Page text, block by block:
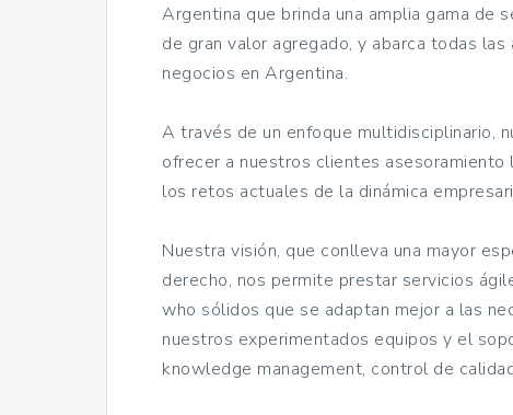
Argentina que brinda una amplia gama
de gran valor agregado, y abarca todas
negocios en Argentina.
A través de un enfoque multidisciplinario,
ofrecer a nuestros clientes
los retos actuales de la dinámica
Nuestra visión, que conlleva una mayor
derecho, nos permite prestar servicios
who sólidos que se adaptan mejor a las
nuestros experimentados equipos y el
knowledge management, control de